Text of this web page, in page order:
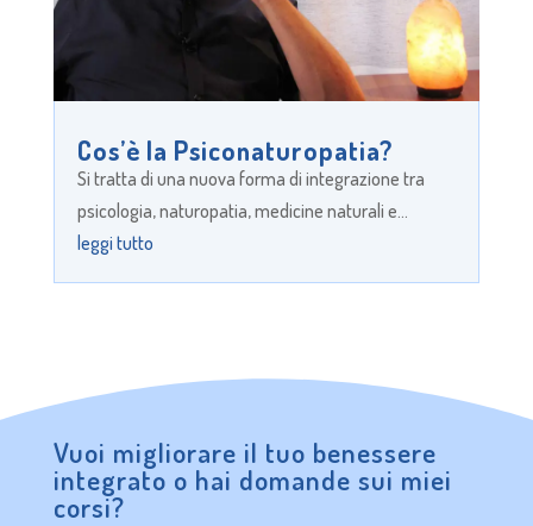
Cos’è la Psiconaturopatia?
Si tratta di una nuova forma di integrazione tra
psicologia, naturopatia, medicine naturali e...
leggi tutto
Vuoi migliorare il tuo benessere
integrato o hai domande sui miei
corsi?